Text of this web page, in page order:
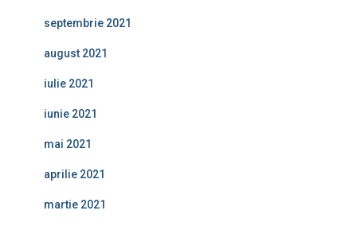
septembrie 2021
august 2021
iulie 2021
iunie 2021
mai 2021
aprilie 2021
martie 2021